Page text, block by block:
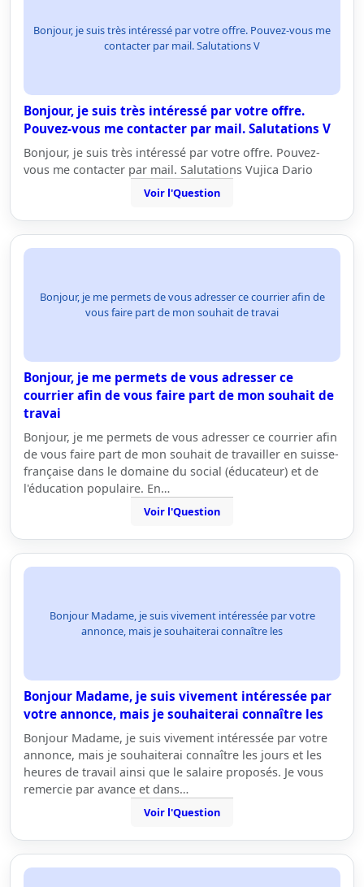
Bonjour, je suis très intéressé par votre offre. Pouvez-vous me
contacter par mail. Salutations V
Bonjour, je suis très intéressé par votre offre.
Pouvez-vous me contacter par mail. Salutations V
Bonjour, je suis très intéressé par votre offre. Pouvez-
vous me contacter par mail. Salutations Vujica Dario
Voir l'Question
Bonjour, je me permets de vous adresser ce courrier afin de
vous faire part de mon souhait de travai
Bonjour, je me permets de vous adresser ce
courrier afin de vous faire part de mon souhait de
travai
Bonjour, je me permets de vous adresser ce courrier afin
de vous faire part de mon souhait de travailler en suisse-
française dans le domaine du social (éducateur) et de
l'éducation populaire. En…
Voir l'Question
Bonjour Madame, je suis vivement intéressée par votre
annonce, mais je souhaiterai connaître les
Bonjour Madame, je suis vivement intéressée par
votre annonce, mais je souhaiterai connaître les
Bonjour Madame, je suis vivement intéressée par votre
annonce, mais je souhaiterai connaître les jours et les
heures de travail ainsi que le salaire proposés. Je vous
remercie par avance et dans…
Voir l'Question